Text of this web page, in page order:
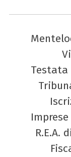
Imprese
R.E.A.